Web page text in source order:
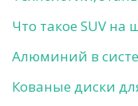
Что такое SUV на
Алюминий в
Кованые диски